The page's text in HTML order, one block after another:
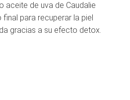
aceite de uva de Caudalie
para recuperar la piel
gracias a su efecto detox.